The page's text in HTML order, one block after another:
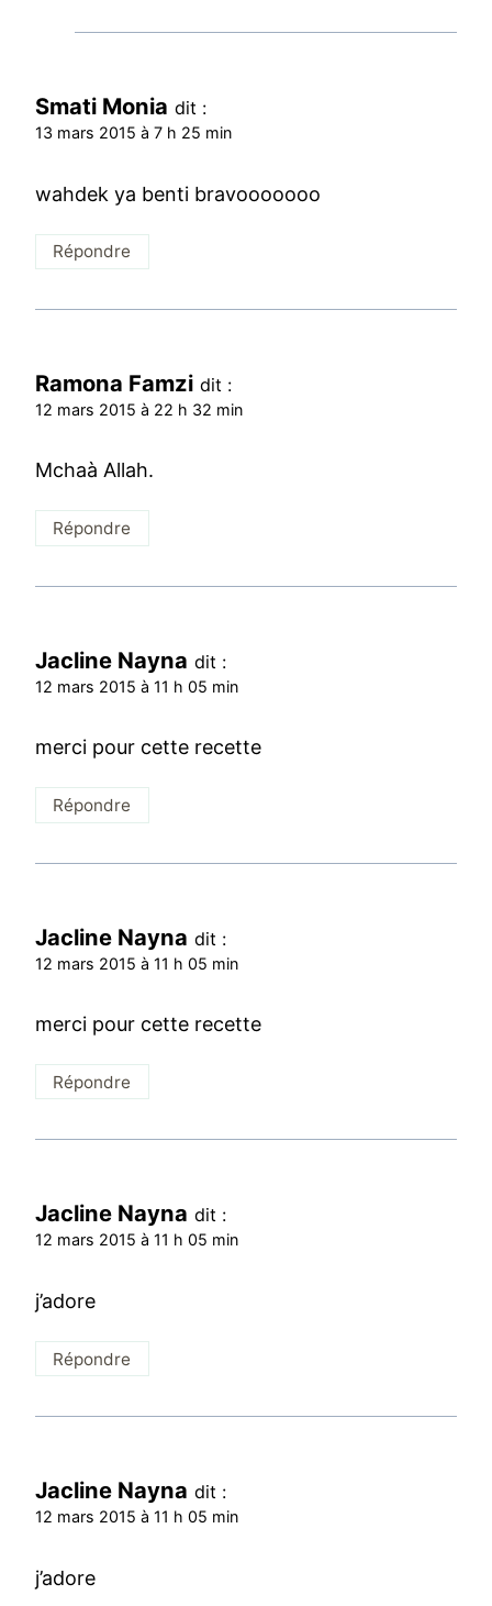
Smati Monia dit :
13 mars 2015 à 7 h 25 min
wahdek ya benti bravooooooo
Répondre
Ramona Famzi dit :
12 mars 2015 à 22 h 32 min
Mchaà Allah.
Répondre
Jacline Nayna dit :
12 mars 2015 à 11 h 05 min
merci pour cette recette
Répondre
Jacline Nayna dit :
12 mars 2015 à 11 h 05 min
merci pour cette recette
Répondre
Jacline Nayna dit :
12 mars 2015 à 11 h 05 min
j’adore
Répondre
Jacline Nayna dit :
12 mars 2015 à 11 h 05 min
j’adore